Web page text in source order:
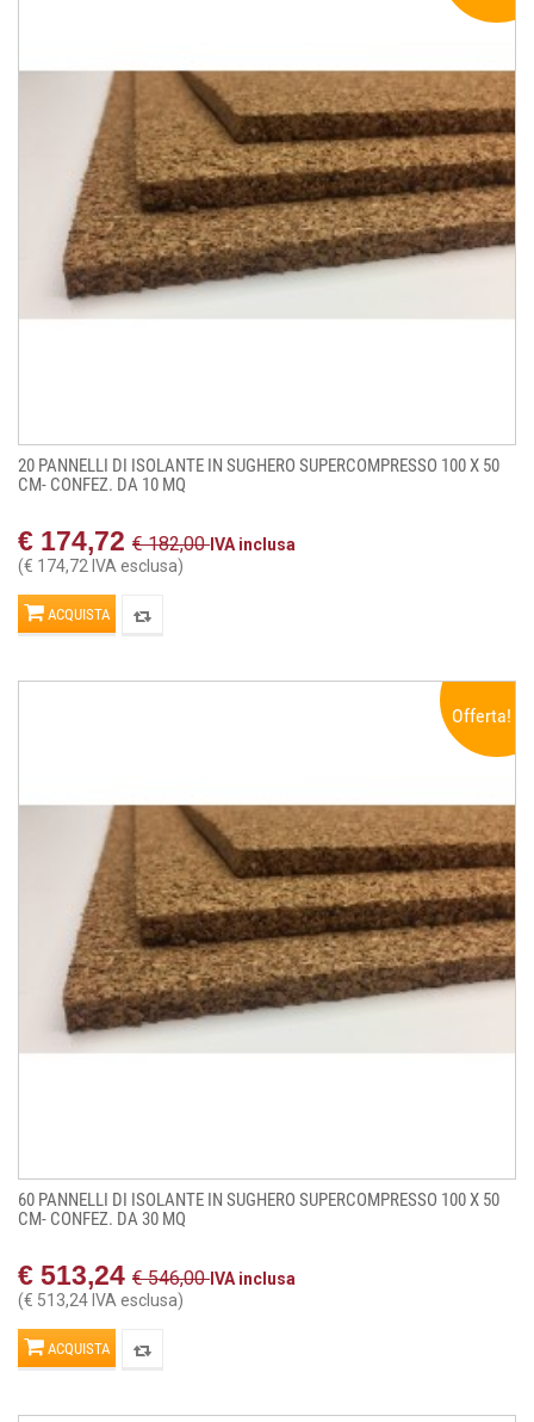
20 PANNELLI DI ISOLANTE IN SUGHERO SUPERCOMPRESSO 100 X 50
CM- CONFEZ. DA 10 MQ
€ 174,72 € 182,00 IVA inclusa
(€ 174,72 IVA esclusa)
ACQUISTA
Offerta!
60 PANNELLI DI ISOLANTE IN SUGHERO SUPERCOMPRESSO 100 X 50
CM- CONFEZ. DA 30 MQ
€ 513,24 € 546,00 IVA inclusa
(€ 513,24 IVA esclusa)
ACQUISTA